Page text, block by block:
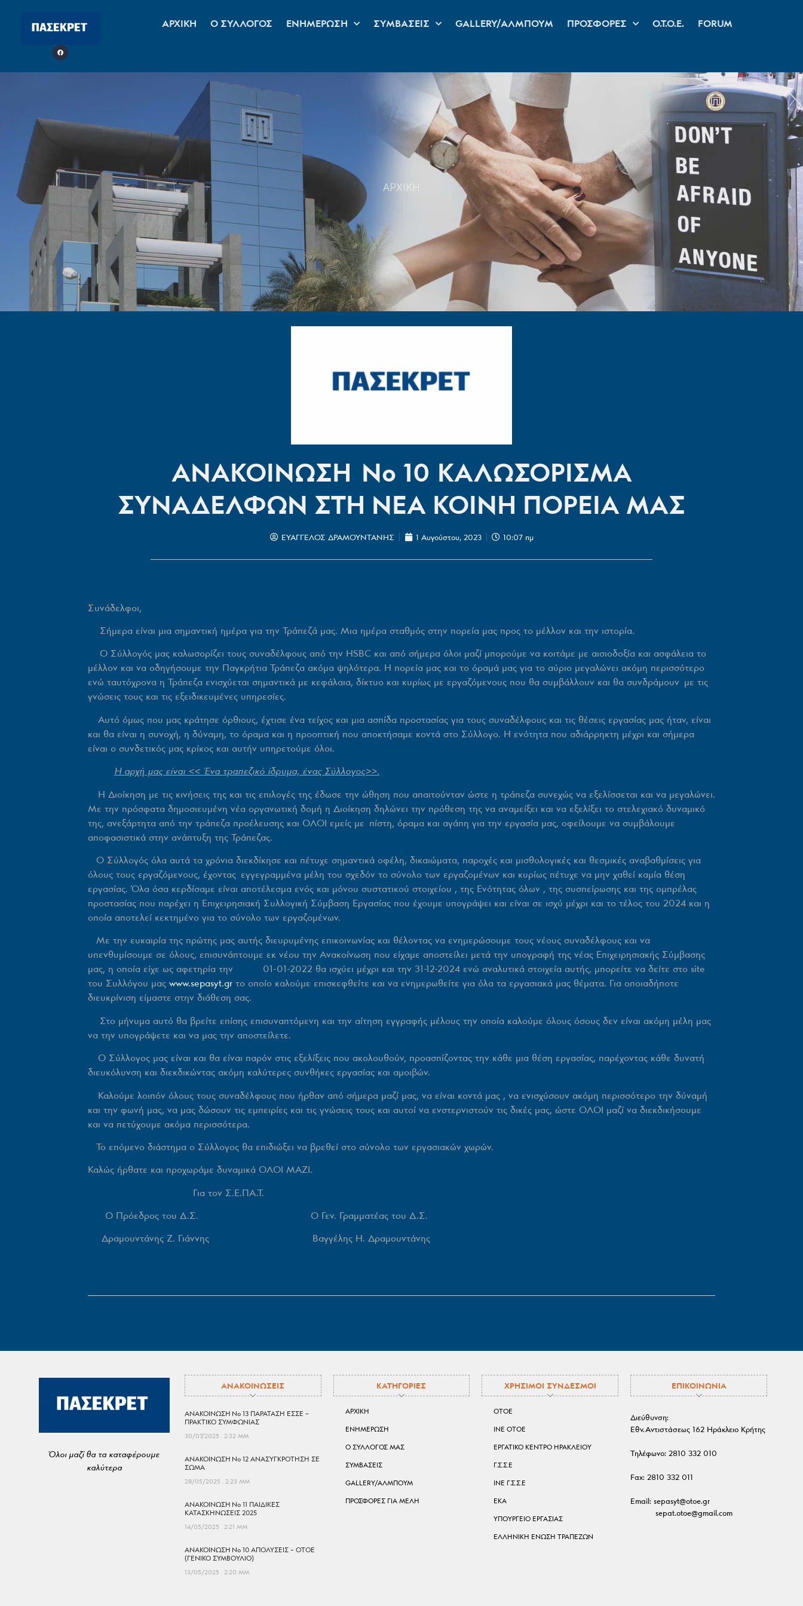
ΑΡΧΙΚΗ Ο ΣΥΛΛΟΓΟΣ ΕΝΗΜΕΡΩΣΗ ΣΥΜΒΑΣΕΙΣ GALLERY/ΑΛΜΠΟΥΜ ΠΡΟΣΦΟΡΕΣ Ο.Τ.Ο.Ε. FORUM
ΑΡΧΙΚΗ
ΑΝΑΚΟΙΝΩΣΗ No 10 ΚΑΛΩΣΟΡΙΣΜΑ
ΣΥΝΑΔΕΛΦΩΝ ΣΤΗ ΝΕΑ ΚΟΙΝΗ ΠΟΡΕΙΑ ΜΑΣ
ΕΥΑΓΓΕΛΟΣ ΔΡΑΜΟΥΝΤΑΝΗΣ 1 Αυγούστου, 2023 10:07 πμ
Συνάδελφοι,
Σήμερα είναι μια σημαντική ημέρα για την Τράπεζά μας. Μια ημέρα σταθμός στην πορεία μας προς το μέλλον και την ιστορία.
Ο Σύλλογός μας καλωσορίζει τους συναδέλφους από την ΗSBC και από σήμερα όλοι μαζί μπορούμε να κοιτάμε με αισιοδοξία και ασφάλεια το
μέλλον και να οδηγήσουμε την Παγκρήτια Τράπεζα ακόμα ψηλότερα. Η πορεία μας και το όραμά μας για το αύριο μεγαλώνει ακόμη περισσότερο
ενώ ταυτόχρονα η Τράπεζα ενισχύεται σημαντικά με κεφάλαια, δίκτυο και κυρίως με εργαζόμενους που θα συμβάλλουν και θα συνδράμουν με τις
γνώσεις τους και τις εξειδικευμένες υπηρεσίες.
Αυτό όμως που μας κράτησε όρθιους, έχτισε ένα τείχος και μια ασπίδα προστασίας για τους συναδέλφους και τις θέσεις εργασίας μας ήταν, είναι
και θα είναι η συνοχή, η δύναμη, το όραμα και η προοπτική που αποκτήσαμε κοντά στο Σύλλογο. Η ενότητα που αδιάρρηκτη μέχρι και σήμερα
είναι ο συνδετικός μας κρίκος και αυτήν υπηρετούμε όλοι.
Η αρχή μας είναι << Ένα τραπεζικό ίδρυμα, ένας Σύλλογος>>.
Η Διοίκηση με τις κινήσεις της και τις επιλογές της έδωσε την ώθηση που απαιτούνταν ώστε η τράπεζα συνεχώς να εξελίσσεται και να μεγαλώνει.
Με την πρόσφατα δημοσιευμένη νέα οργανωτική δομή η Διοίκηση δηλώνει την πρόθεση της να αναμείξει και να εξελίξει το στελεχιακό δυναμικό
της, ανεξάρτητα από την τράπεζα προέλευσης και ΟΛΟΙ εμείς με πίστη, όραμα και αγάπη για την εργασία μας, οφείλουμε να συμβάλουμε
αποφασιστικά στην ανάπτυξη της Τράπεζας.
Ο Σύλλογός όλα αυτά τα χρόνια διεκδίκησε και πέτυχε σημαντικά οφέλη, δικαιώματα, παροχές και μισθολογικές και θεσμικές αναβαθμίσεις για
όλους τους εργαζόμενους, έχοντας εγγεγραμμένα μέλη του σχεδόν το σύνολο των εργαζομένων και κυρίως πέτυχε να μην χαθεί καμία θέση
εργασίας. Όλα όσα κερδίσαμε είναι αποτέλεσμα ενός και μόνου συστατικού στοιχείου , της Ενότητας όλων , της συσπείρωσης και της ομπρέλας
προστασίας που παρέχει η Επιχειρησιακή Συλλογική Σύμβαση Εργασίας που έχουμε υπογράψει και είναι σε ισχύ μέχρι και το τέλος του 2024 και η
οποία αποτελεί κεκτημένο για το σύνολο των εργαζομένων.
Με την ευκαιρία της πρώτης μας αυτής διευρυμένης επικοινωνίας και θέλοντας να ενημερώσουμε τους νέους συναδέλφους και να
υπενθυμίσουμε σε όλους, επισυνάπτουμε εκ νέου την Ανακοίνωση που είχαμε αποστείλει μετά την υπογραφή της νέας Επιχειρησιακής Σύμβασης
μας, η οποία είχε ως αφετηρία την 01-01-2022 θα ισχύει μέχρι και την 31-12-2024 ενώ αναλυτικά στοιχεία αυτής, μπορείτε να δείτε στο site
του Συλλόγου μας www.sepasyt.gr το οποίο καλούμε επισκεφθείτε και να ενημερωθείτε για όλα τα εργασιακά μας θέματα. Για οποιαδήποτε
διευκρίνιση είμαστε στην διάθεση σας.
Στο μήνυμα αυτό θα βρείτε επίσης επισυναπτόμενη και την αίτηση εγγραφής μέλους την οποία καλούμε όλους όσους δεν είναι ακόμη μέλη μας
να την υπογράψετε και να μας την αποστείλετε.
Ο Σύλλογος μας είναι και θα είναι παρόν στις εξελίξεις που ακολουθούν, προασπίζοντας την κάθε μια θέση εργασίας, παρέχοντας κάθε δυνατή
διευκόλυνση και διεκδικώντας ακόμη καλύτερες συνθήκες εργασίας και αμοιβών.
Καλούμε λοιπόν όλους τους συναδέλφους που ήρθαν από σήμερα μαζί μας, να είναι κοντά μας , να ενισχύσουν ακόμη περισσότερο την δύναμή
και την φωνή μας, να μας δώσουν τις εμπειρίες και τις γνώσεις τους και αυτοί να ενστερνιστούν τις δικές μας, ώστε ΟΛΟΙ μαζί να διεκδικήσουμε
και να πετύχουμε ακόμα περισσότερα.
Το επόμενο διάστημα ο Σύλλογος θα επιδιώξει να βρεθεί στο σύνολο των εργασιακών χωρών.
Καλώς ήρθατε και προχωράμε δυναμικά ΟΛΟΙ ΜΑΖΙ.
Για τον Σ.Ε.ΠΑ.Τ.
Ο Πρόεδρος του Δ.Σ. Ο Γεν. Γραμματέας του Δ.Σ.
Δραμουντάνης Ζ. Γιάννης Βαγγέλης Η. Δραμουντάνης
Όλοι μαζί θα τα καταφέρουμε
καλύτερα
ΑΝΑΚΟΙΝΩΣΕΙΣ
ΑΝΑΚΟΙΝΩΣΗ No 13 ΠΑΡΑΤΑΣΗ ΕΣΣΕ –
ΠΡΑΚΤΙΚΟ ΣΥΜΦΩΝΙΑΣ
30/07/2025 2:32 ΜΜ
ΑΝΑΚΟΙΝΩΣΗ No 12 ΑΝΑΣΥΓΚΡΟΤΗΣΗ ΣΕ
ΣΩΜΑ
28/05/2025 2:23 ΜΜ
ΑΝΑΚΟΙΝΩΣΗ No 11 ΠΑΙΔΙΚΕΣ
ΚΑΤΑΣΚΗΝΩΣΕΙΣ 2025
14/05/2025 2:21 ΜΜ
ΑΝΑΚΟΙΝΩΣΗ No 10 ΑΠΟΛΥΣΕΙΣ – ΟΤΟΕ
(ΓΕΝΙΚΟ ΣΥΜΒΟΥΛΙΟ)
13/05/2025 2:20 ΜΜ
ΚΑΤΗΓΟΡΙΕΣ
ΑΡΧΙΚΗ
ΕΝΗΜΕΡΩΣΗ
Ο ΣΥΛΛΟΓΟΣ ΜΑΣ
ΣΥΜΒΑΣΕΙΣ
GALLERY/ΑΛΜΠΟΥΜ
ΠΡΟΣΦΟΡΕΣ ΓΙΑ ΜΕΛΗ
ΧΡΗΣΙΜΟΙ ΣΥΝΔΕΣΜΟΙ
ΟΤΟΕ
ΙΝΕ ΟΤΟΕ
ΕΡΓΑΤΙΚΟ ΚΕΝΤΡΟ ΗΡΑΚΛΕΙΟΥ
Γ.Σ.Σ.Ε
ΙΝΕ Γ.Σ.Σ.Ε
ΕΚΑ
ΥΠΟΥΡΓΕΙΟ ΕΡΓΑΣΙΑΣ
ΕΛΛΗΝΙΚΗ ΕΝΩΣΗ ΤΡΑΠΕΖΩΝ
ΕΠΙΚΟΙΝΩΝΙΑ
Διεύθυνση:
Εθν.Αντιστάσεως 162 Ηράκλειο Κρήτης
Τηλέφωνο:2810 332 010
Fax:2810 332 011
Email:sepasyt@otoe.gr
sepat.otoe@gmail.com